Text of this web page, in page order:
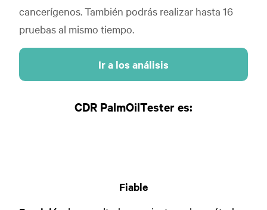
cancerígenos. También podrás realizar hasta 16
pruebas al mismo tiempo.
Ir a los análisis
CDR PalmOilTester es:
Fiable